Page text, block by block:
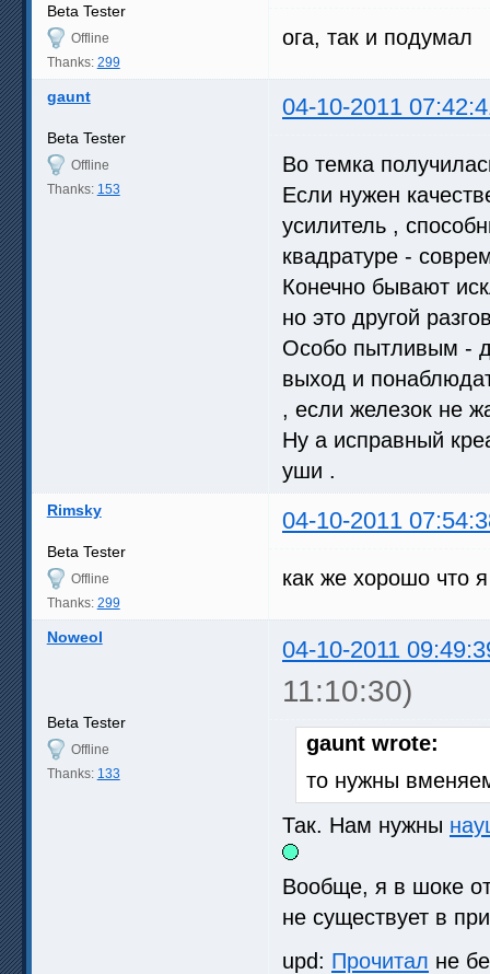
Beta Tester
Offline
Thanks: 299
ога, так и подумал
gaunt 04-10-2011
Beta Tester
Offline
Thanks: 153
Во темка
Если нужен
усилитель ,
квадратуре -
Конечно бывают
но это другой
Особо пытливым -
выход и
, если железок не
Ну а исправный
уши .
Rimsky 04-10-2011
Beta Tester
Offline
Thanks: 299
как же хорошо что
Noweol 04-10-2011
11:10:30)
Beta Tester
Offline
Thanks: 133
gaunt wrote:
то нужны
Так. Нам нужны
Вообще, я в шоке
не существует в
upd: Прочитал не